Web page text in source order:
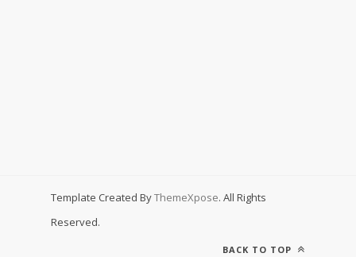
Template Created ByThemeXpose. All Rights
Reserved.
BACK TO TOP